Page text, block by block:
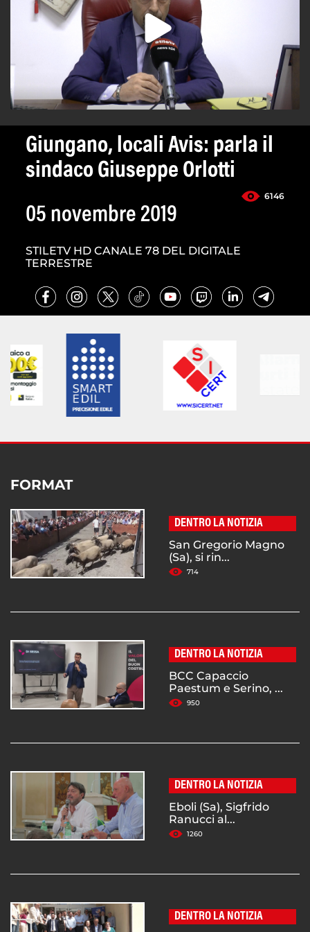
Giungano, locali Avis: parla il
sindaco Giuseppe Orlotti
6146
05 novembre 2019
STILETV HD CANALE 78 DEL DIGITALE
TERRESTRE
FORMAT
DENTRO LA NOTIZIA
San Gregorio Magno
(Sa), si rin...
714
DENTRO LA NOTIZIA
BCC Capaccio
Paestum e Serino, ...
950
DENTRO LA NOTIZIA
Eboli (Sa), Sigfrido
Ranucci al...
1260
DENTRO LA NOTIZIA